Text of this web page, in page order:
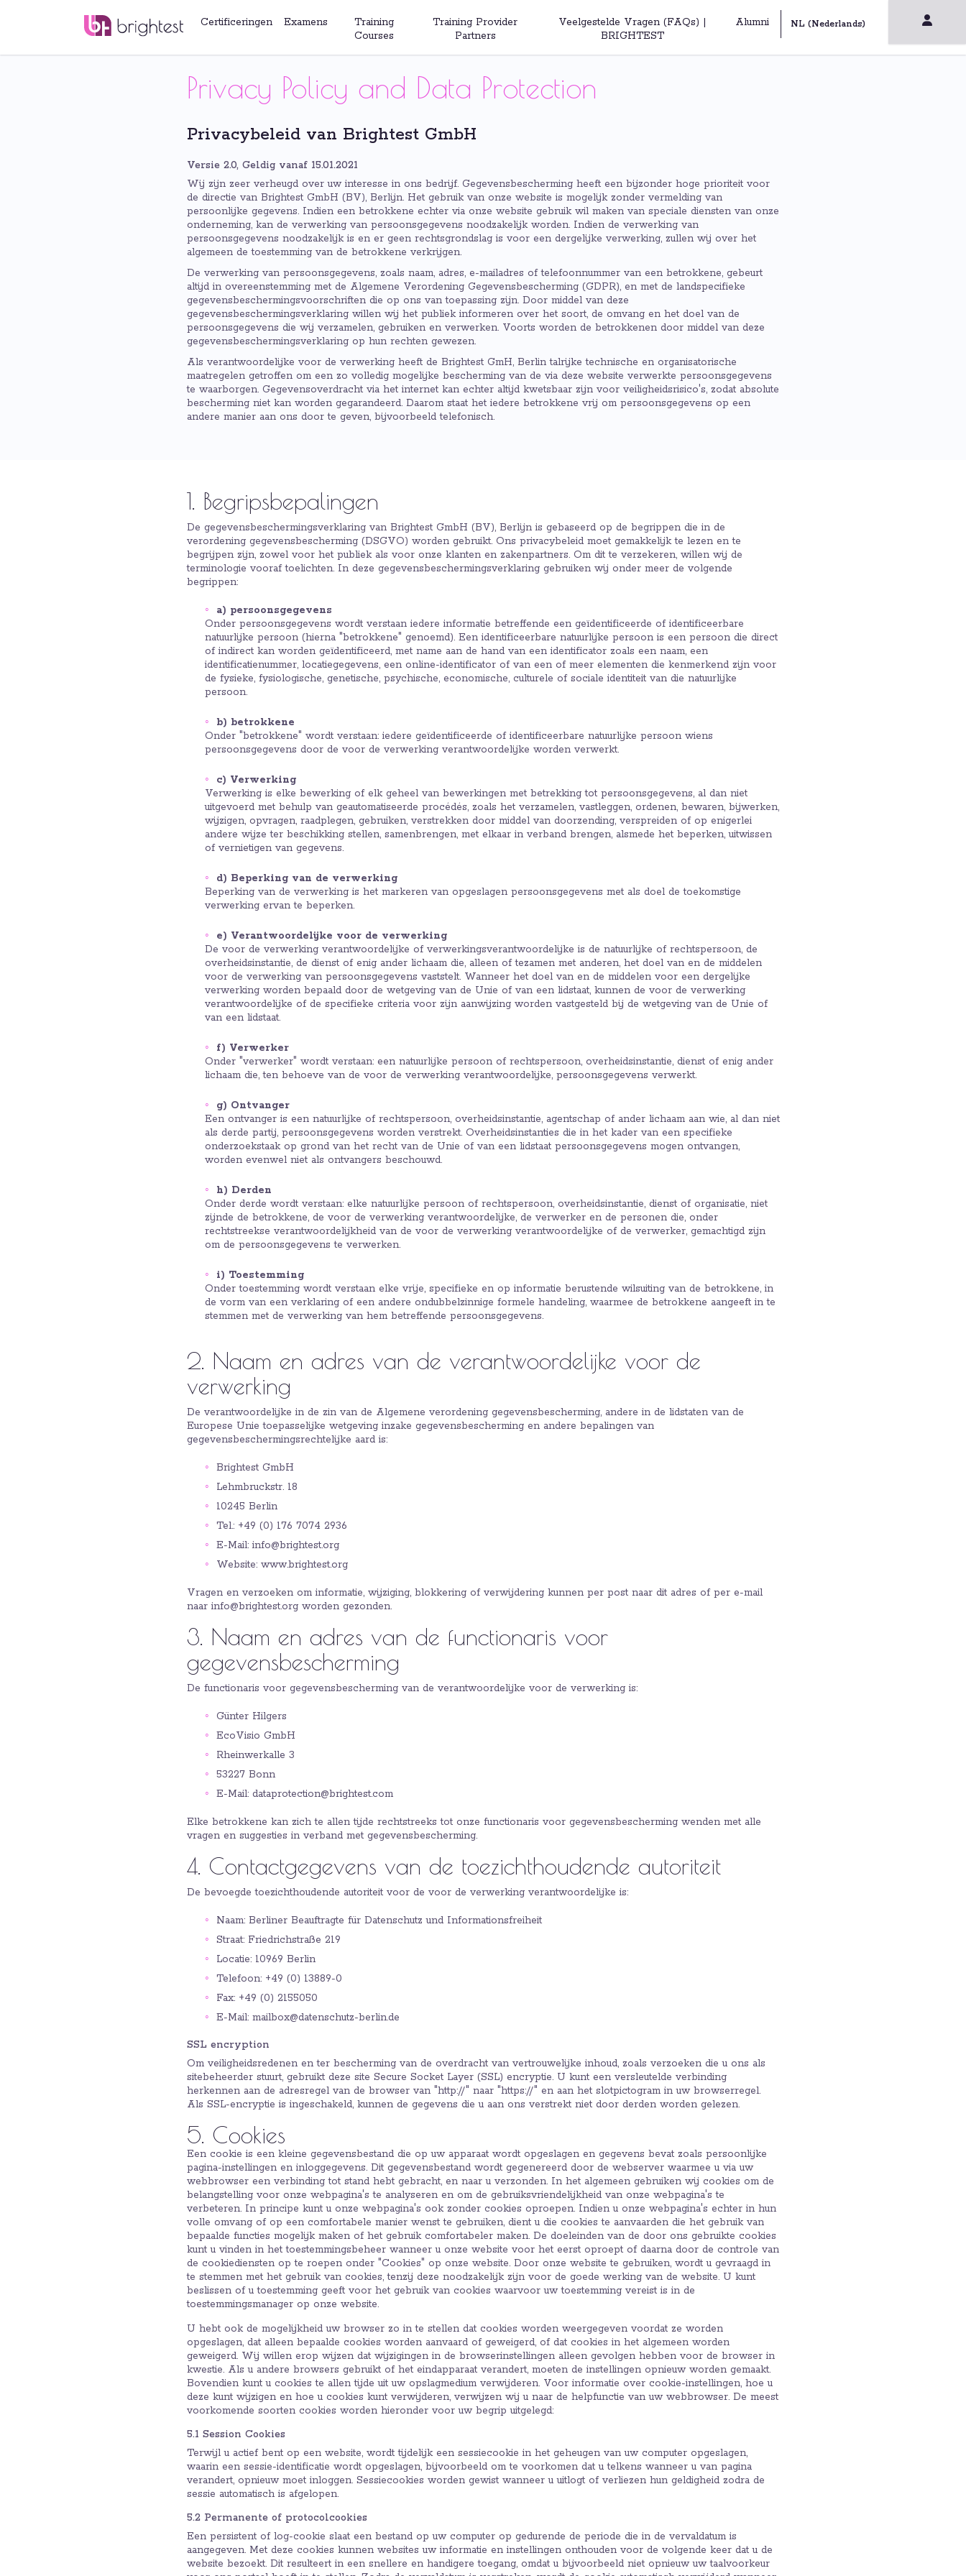
Certificeringen Examens
Training
Courses
Training Provider
Partners
Veelgestelde Vragen (FAQs) |
BRIGHTEST
Alumni
Privacy Policy and Data Protection
Privacybeleid van Brightest GmbH
Versie 2.0, Geldig vanaf 15.01.2021
Wij zijn zeer verheugd over uw interesse in ons bedrijf. Gegevensbescherming heeft een bijzonder hoge prioriteit voor
de directie van Brightest GmbH (BV), Berlijn. Het gebruik van onze website is mogelijk zonder vermelding van
persoonlijke gegevens. Indien een betrokkene echter via onze website gebruik wil maken van speciale diensten van onze
onderneming, kan de verwerking van persoonsgegevens noodzakelijk worden. Indien de verwerking van
persoonsgegevens noodzakelijk is en er geen rechtsgrondslag is voor een dergelijke verwerking, zullen wij over het
algemeen de toestemming van de betrokkene verkrijgen.
De verwerking van persoonsgegevens, zoals naam, adres, e-mailadres of telefoonnummer van een betrokkene, gebeurt
altijd in overeenstemming met de Algemene Verordening Gegevensbescherming (GDPR), en met de landspecifieke
gegevensbeschermingsvoorschriften die op ons van toepassing zijn. Door middel van deze
gegevensbeschermingsverklaring willen wij het publiek informeren over het soort, de omvang en het doel van de
persoonsgegevens die wij verzamelen, gebruiken en verwerken. Voorts worden de betrokkenen door middel van deze
gegevensbeschermingsverklaring op hun rechten gewezen.
Als verantwoordelijke voor de verwerking heeft de Brightest GmH, Berlin talrijke technische en organisatorische
maatregelen getroffen om een zo volledig mogelijke bescherming van de via deze website verwerkte persoonsgegevens
te waarborgen. Gegevensoverdracht via het internet kan echter altijd kwetsbaar zijn voor veiligheidsrisico's, zodat absolute
bescherming niet kan worden gegarandeerd. Daarom staat het iedere betrokkene vrij om persoonsgegevens op een
andere manier aan ons door te geven, bijvoorbeeld telefonisch.
1. Begripsbepalingen
De gegevensbeschermingsverklaring van Brightest GmbH (BV), Berlijn is gebaseerd op de begrippen die in de
verordening gegevensbescherming (DSGVO) worden gebruikt. Ons privacybeleid moet gemakkelijk te lezen en te
begrijpen zijn, zowel voor het publiek als voor onze klanten en zakenpartners. Om dit te verzekeren, willen wij de
terminologie vooraf toelichten. In deze gegevensbeschermingsverklaring gebruiken wij onder meer de volgende
begrippen:
a) persoonsgegevens
Onder persoonsgegevens wordt verstaan iedere informatie betreffende een geïdentificeerde of identificeerbare
natuurlijke persoon (hierna "betrokkene" genoemd). Een identificeerbare natuurlijke persoon is een persoon die direct
of indirect kan worden geïdentificeerd, met name aan de hand van een identificator zoals een naam, een
identificatienummer, locatiegegevens, een online-identificator of van een of meer elementen die kenmerkend zijn voor
de fysieke, fysiologische, genetische, psychische, economische, culturele of sociale identiteit van die natuurlijke
persoon.
b) betrokkene
Onder "betrokkene" wordt verstaan: iedere geïdentificeerde of identificeerbare natuurlijke persoon wiens
persoonsgegevens door de voor de verwerking verantwoordelijke worden verwerkt.
c) Verwerking
Verwerking is elke bewerking of elk geheel van bewerkingen met betrekking tot persoonsgegevens, al dan niet
uitgevoerd met behulp van geautomatiseerde procédés, zoals het verzamelen, vastleggen, ordenen, bewaren, bijwerken,
wijzigen, opvragen, raadplegen, gebruiken, verstrekken door middel van doorzending, verspreiden of op enigerlei
andere wijze ter beschikking stellen, samenbrengen, met elkaar in verband brengen, alsmede het beperken, uitwissen
of vernietigen van gegevens.
d) Beperking van de verwerking
Beperking van de verwerking is het markeren van opgeslagen persoonsgegevens met als doel de toekomstige
verwerking ervan te beperken.
e) Verantwoordelijke voor de verwerking
De voor de verwerking verantwoordelijke of verwerkingsverantwoordelijke is de natuurlijke of rechtspersoon, de
overheidsinstantie, de dienst of enig ander lichaam die, alleen of tezamen met anderen, het doel van en de middelen
voor de verwerking van persoonsgegevens vaststelt. Wanneer het doel van en de middelen voor een dergelijke
verwerking worden bepaald door de wetgeving van de Unie of van een lidstaat, kunnen de voor de verwerking
verantwoordelijke of de specifieke criteria voor zijn aanwijzing worden vastgesteld bij de wetgeving van de Unie of
van een lidstaat.
f) Verwerker
Onder "verwerker" wordt verstaan: een natuurlijke persoon of rechtspersoon, overheidsinstantie, dienst of enig ander
lichaam die, ten behoeve van de voor de verwerking verantwoordelijke, persoonsgegevens verwerkt.
g) Ontvanger
Een ontvanger is een natuurlijke of rechtspersoon, overheidsinstantie, agentschap of ander lichaam aan wie, al dan niet
als derde partij, persoonsgegevens worden verstrekt. Overheidsinstanties die in het kader van een specifieke
onderzoekstaak op grond van het recht van de Unie of van een lidstaat persoonsgegevens mogen ontvangen,
worden evenwel niet als ontvangers beschouwd.
h) Derden
Onder derde wordt verstaan: elke natuurlijke persoon of rechtspersoon, overheidsinstantie, dienst of organisatie, niet
zijnde de betrokkene, de voor de verwerking verantwoordelijke, de verwerker en de personen die, onder
rechtstreekse verantwoordelijkheid van de voor de verwerking verantwoordelijke of de verwerker, gemachtigd zijn
om de persoonsgegevens te verwerken.
i) Toestemming
Onder toestemming wordt verstaan elke vrije, specifieke en op informatie berustende wilsuiting van de betrokkene, in
de vorm van een verklaring of een andere ondubbelzinnige formele handeling, waarmee de betrokkene aangeeft in te
stemmen met de verwerking van hem betreffende persoonsgegevens.
2. Naam en adres van de verantwoordelijke voor de
verwerking
De verantwoordelijke in de zin van de Algemene verordening gegevensbescherming, andere in de lidstaten van de
Europese Unie toepasselijke wetgeving inzake gegevensbescherming en andere bepalingen van
gegevensbeschermingsrechtelijke aard is:
Brightest GmbH
Lehmbruckstr. 18
10245 Berlin
Tel.: +49 (0) 176 7074 2936
E-Mail: info@brightest.org
Website: www.brightest.org
Vragen en verzoeken om informatie, wijziging, blokkering of verwijdering kunnen per post naar dit adres of per e-mail
naar info@brightest.org worden gezonden.
3. Naam en adres van de functionaris voor
gegevensbescherming
De functionaris voor gegevensbescherming van de verantwoordelijke voor de verwerking is:
Günter Hilgers
EcoVisio GmbH
Rheinwerkalle 3
53227 Bonn
E-Mail: dataprotection@brightest.com
Elke betrokkene kan zich te allen tijde rechtstreeks tot onze functionaris voor gegevensbescherming wenden met alle
vragen en suggesties in verband met gegevensbescherming.
4. Contactgegevens van de toezichthoudende autoriteit
De bevoegde toezichthoudende autoriteit voor de voor de verwerking verantwoordelijke is:
Naam: Berliner Beauftragte für Datenschutz und Informationsfreiheit
Straat: Friedrichstraße 219
Locatie: 10969 Berlin
Telefoon: +49 (0) 13889-0
Fax: +49 (0) 2155050
E-Mail: mailbox@datenschutz-berlin.de
SSL encryption
Om veiligheidsredenen en ter bescherming van de overdracht van vertrouwelijke inhoud, zoals verzoeken die u ons als
sitebeheerder stuurt, gebruikt deze site Secure Socket Layer (SSL) encryptie. U kunt een versleutelde verbinding
herkennen aan de adresregel van de browser van "http://" naar "https://" en aan het slotpictogram in uw browserregel.
Als SSL-encryptie is ingeschakeld, kunnen de gegevens die u aan ons verstrekt niet door derden worden gelezen.
5. Cookies
Een cookie is een kleine gegevensbestand die op uw apparaat wordt opgeslagen en gegevens bevat zoals persoonlijke
pagina-instellingen en inloggegevens. Dit gegevensbestand wordt gegenereerd door de webserver waarmee u via uw
webbrowser een verbinding tot stand hebt gebracht, en naar u verzonden. In het algemeen gebruiken wij cookies om de
belangstelling voor onze webpagina's te analyseren en om de gebruiksvriendelijkheid van onze webpagina's te
verbeteren. In principe kunt u onze webpagina's ook zonder cookies oproepen. Indien u onze webpagina's echter in hun
volle omvang of op een comfortabele manier wenst te gebruiken, dient u die cookies te aanvaarden die het gebruik van
bepaalde functies mogelijk maken of het gebruik comfortabeler maken. De doeleinden van de door ons gebruikte cookies
kunt u vinden in het toestemmingsbeheer wanneer u onze website voor het eerst oproept of daarna door de controle van
de cookiediensten op te roepen onder "Cookies" op onze website. Door onze website te gebruiken, wordt u gevraagd in
te stemmen met het gebruik van cookies, tenzij deze noodzakelijk zijn voor de goede werking van de website. U kunt
beslissen of u toestemming geeft voor het gebruik van cookies waarvoor uw toestemming vereist is in de
toestemmingsmanager op onze website.
U hebt ook de mogelijkheid uw browser zo in te stellen dat cookies worden weergegeven voordat ze worden
opgeslagen, dat alleen bepaalde cookies worden aanvaard of geweigerd, of dat cookies in het algemeen worden
geweigerd. Wij willen erop wijzen dat wijzigingen in de browserinstellingen alleen gevolgen hebben voor de browser in
kwestie. Als u andere browsers gebruikt of het eindapparaat verandert, moeten de instellingen opnieuw worden gemaakt.
Bovendien kunt u cookies te allen tijde uit uw opslagmedium verwijderen. Voor informatie over cookie-instellingen, hoe u
deze kunt wijzigen en hoe u cookies kunt verwijderen, verwijzen wij u naar de helpfunctie van uw webbrowser. De meest
voorkomende soorten cookies worden hieronder voor uw begrip uitgelegd:
5.1 Session Cookies
Terwijl u actief bent op een website, wordt tijdelijk een sessiecookie in het geheugen van uw computer opgeslagen,
waarin een sessie-identificatie wordt opgeslagen, bijvoorbeeld om te voorkomen dat u telkens wanneer u van pagina
verandert, opnieuw moet inloggen. Sessiecookies worden gewist wanneer u uitlogt of verliezen hun geldigheid zodra de
sessie automatisch is afgelopen.
5.2 Permanente of protocolcookies
Een persistent of log-cookie slaat een bestand op uw computer op gedurende de periode die in de vervaldatum is
aangegeven. Met deze cookies kunnen websites uw informatie en instellingen onthouden voor de volgende keer dat u de
website bezoekt. Dit resulteert in een snellere en handigere toegang, omdat u bijvoorbeeld niet opnieuw uw taalvoorkeur